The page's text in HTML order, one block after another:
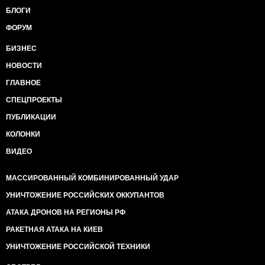
БЛОГИ
ФОРУМ
БИЗНЕС
НОВОСТИ
ГЛАВНОЕ
СПЕЦПРОЕКТЫ
ПУБЛИКАЦИИ
КОЛОНКИ
ВИДЕО
МАССИРОВАННЫЙ КОМБИНИРОВАННЫЙ УДАР
УНИЧТОЖЕНИЕ РОССИЙСКИХ ОККУПАНТОВ
АТАКА ДРОНОВ НА РЕГИОНЫ РФ
РАКЕТНАЯ АТАКА НА КИЕВ
УНИЧТОЖЕНИЕ РОССИЙСКОЙ ТЕХНИКИ